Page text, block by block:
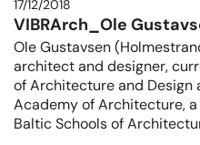
17/12/2018
VIBRArch_Ole
Ole Gustavsen
architect and designer,
of Architecture and Design
Academy of Architecture,
Baltic Schools of